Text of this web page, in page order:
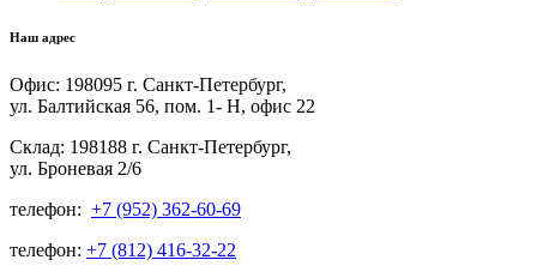
Наш адрес
Офис: 198095 г. Санкт-Петербург,
ул. Балтийская 56, пом. 1- Н, офис 22
Склад: 198188 г. Санкт-Петербург,
ул. Броневая 2/6
телефон: +7 (952) 362-60-69
телефон: +7 (812) 416-32-22